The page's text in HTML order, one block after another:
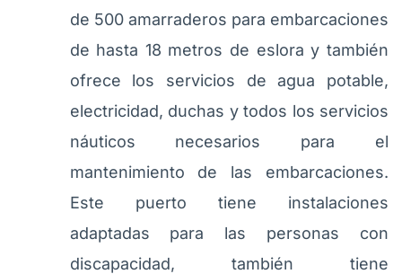
de 500 amarraderos para embarcaciones
de hasta 18 metros de eslora y también
ofrece los servicios de agua potable,
electricidad, duchas y todos los servicios
náuticos necesarios para el
mantenimiento de las embarcaciones.
Este puerto tiene instalaciones
adaptadas para las personas con
discapacidad, también tiene